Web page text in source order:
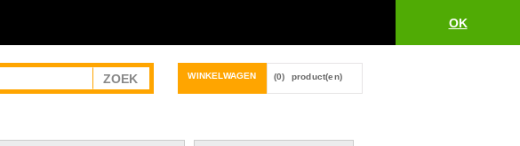
OK
WINKELWAGEN (0) product(en)